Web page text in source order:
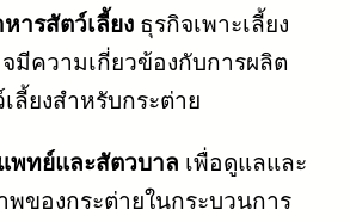
ารสัตว์เลี้ยง ธุรกิจเพาะเลี้ยง
มีความเกี่ยวข้องกับการผลิต
ลี้ยงสำหรับกระต่าย
พทย์และสัตวบาล เพื่อดูแลและ
ของกระต่ายในกระบวนการ